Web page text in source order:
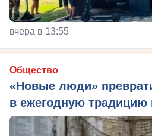
вчера в 13:55
Общество
«Новые люди»
в ежегодную традицию